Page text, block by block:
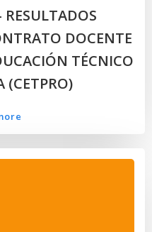
DOCENTE
TÉCNICO
(CETPRO)